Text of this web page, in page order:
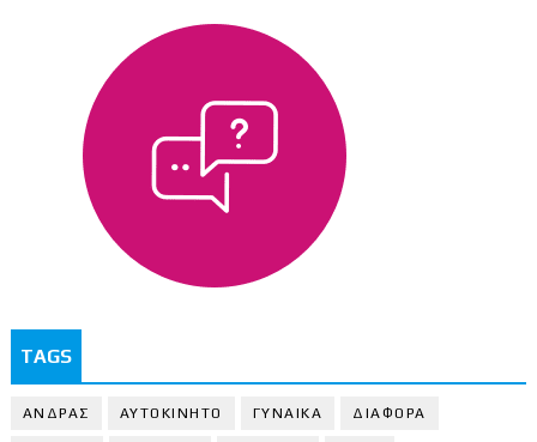
TAGS
ΑΝΔΡΑΣ ΑΥΤΟΚΙΝΗΤΟ ΓΥΝΑΙΚΑ ΔΙΑΦΟΡΑ